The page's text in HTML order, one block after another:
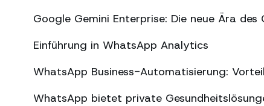
Google Gemini Enterprise: Die neue Ära
Einführung in WhatsApp Analytics
WhatsApp Business-Automatisierung:
WhatsApp bietet private